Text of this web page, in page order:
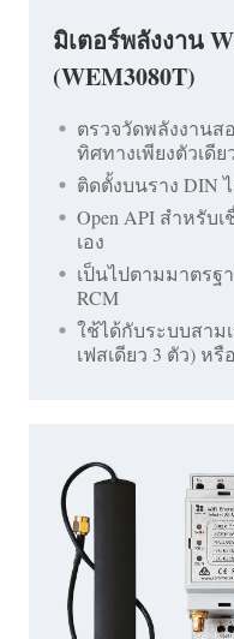
มิเตอร์พลังงาน
(WEM3080T)
ตรวจวัดพลังงานส
ทิศทางเพียงตัวเดีย
ติดตั้งบนราง DIN
Open API สำหรับ
เอง
เป็นไปตามมาตรฐ
RCM
ใช้ได้กับระบบสาม
เฟสเดียว 3 ตัว) หรื